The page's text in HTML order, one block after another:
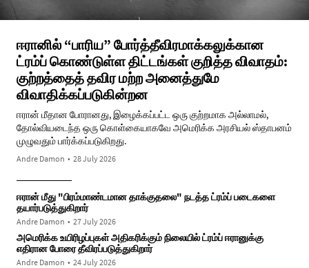
ஈரானில் “பாரிய” போர்த்தீவிரமாக்கலுக்கான
ட்ரம்ப் கொண்டுள்ள திட்டங்கள் குறித்த விவாதம்:
குற்றத்தைத் தவிர மற்ற அனைத்துமே
விவாதிக்கப்படுகின்றன
ஈரான் மீதான போரானது, இழைக்கப்பட்ட ஒரு குற்றமாக அல்லாமல்,
தோல்வியடைந்த ஒரு கொள்கையாகவே அமெரிக்க அரசியல் ஸ்தாபனம்
முழுவதும் பார்க்கப்படுகிறது.
Andre Damon • 28 July 2026
ஈரான் மீது "பிரம்மாண்டமான தாக்குதலை" நடத்த ட்ரம்ப் படைகளை
தயார்படுத்துகிறார்
Andre Damon • 27 July 2026
அமெரிக்க உயிரிழப்புகள் அதிகரிக்கும் நிலையில் ட்ரம்ப் ஈரானுக்கு
எதிரான போரை தீவிரப்படுத்துகிறார்
Andre Damon • 24 July 2026